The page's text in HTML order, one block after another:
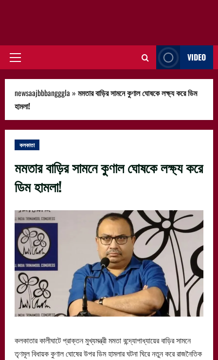
Primary
VIDEO
newsaajbbbangggla » মমতার বাড়ির সামনে কুণাল ঘোষকে লক্ষ্য করে ডিম
হামলা!
কলকাতা
মমতার বাড়ির সামনে কুণাল ঘোষকে লক্ষ্য করে
ডিম হামলা!
কলকাতার কালীঘাটে প্রাক্তন মুখ্যমন্ত্রী মমতা বন্দ্যোপাধ্যায়ের বাড়ির সামনে
তৃণমূল বিধায়ক কুণাল ঘোষের উপর ডিম হামলার ঘটনা ঘিরে নতুন করে রাজনৈতিক